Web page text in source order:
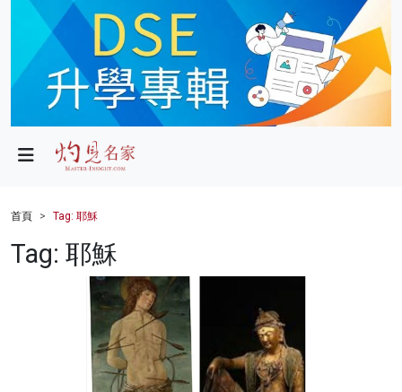
政局
財經
首頁 Tag: 耶穌
Tag: 耶穌